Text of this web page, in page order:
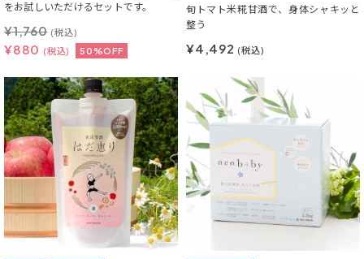
をお試しいただけるセットです。
¥880 (税込) 50%OFF
¥1,760 (税込)
旬トマト米糀甘酒で、身体シャキッと
整う
¥4,492 (税込)